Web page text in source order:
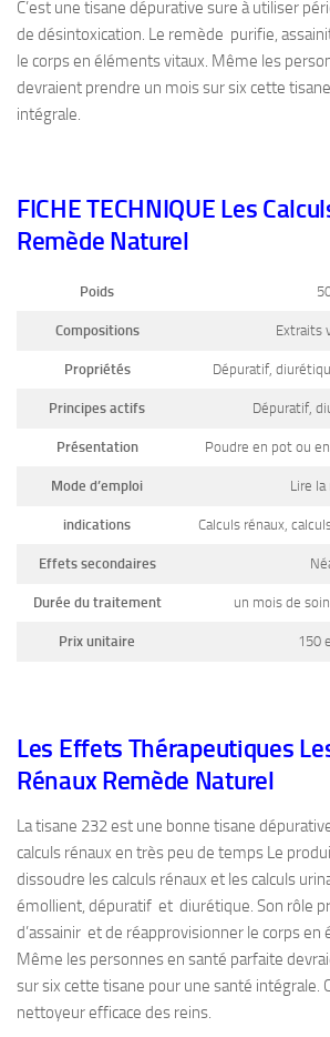
C’est une tisane dépurative sure à utiliser
de désintoxication. Le remède purifie,
le corps en éléments vitaux. Même les
devraient prendre un mois sur six cette
intégrale.
FICHE TECHNIQUE Les
Remède Naturel
Poids
Compositions Extraits
Propriétés Dépuratif,
Principes actifs Dépuratif,
Présentation Poudre en pot ou
Mode d’emploi Lire
indications Calculs rénaux,
Effets secondaires
Durée du traitement un mois de
Prix unitaire 150
Les Effets Thérapeutiques
Rénaux Remède Naturel
La tisane 232 est une bonne tisane
calculs rénaux en très peu de temps Le
dissoudre les calculs rénaux et les calculs
émollient, dépuratif et diurétique. Son rôle
d’assainir et de réapprovisionner le corps en
Même les personnes en santé parfaite
sur six cette tisane pour une santé intégrale.
nettoyeur efficace des reins.